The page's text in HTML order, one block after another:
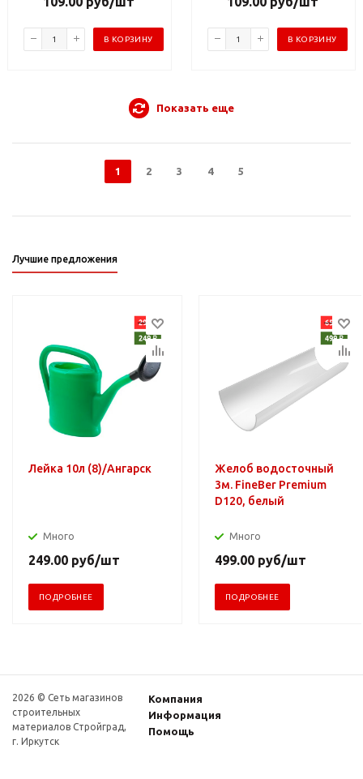
В КОРЗИНУ В КОРЗИНУ
Показать еще
1 2 3 4 5
Лучшие предложения
Лейка 10л (8)/Ангарск
Много
249.00 руб/шт
ПОДРОБНЕЕ
Желоб водосточный
3м. FineBer Premium
D120, белый
Много
499.00 руб/шт
ПОДРОБНЕЕ
2026 © Сеть магазинов
строительных
материалов Стройград,
г. Иркутск
Компания
Информация
Помощь